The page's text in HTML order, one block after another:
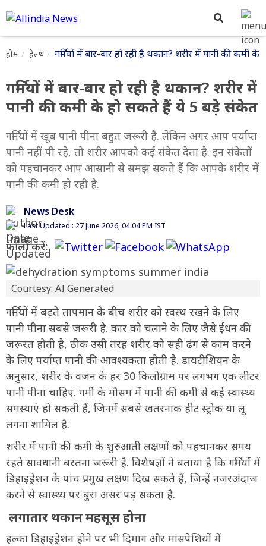
होम हेल्थ गर्मियों में बार-बार हो रही है थकान? शरीर में पानी की
गर्मियों में बार-बार हो रही है थकान? शरीर में
पानी की कमी के हो सकते हैं ये 5 बड़े संकेत
गर्मियों में खूब पानी पीना बहुत जरूरी है. लेकिन अगर आप पर्याप्त
पानी नहीं पी रहे, तो शरीर आपको कई संकेत देता है. इन संकेतों
को पहचानकर आप आसानी से समझ सकते हैं कि आपके शरीर में
पानी की कमी हो रही है.
News Desk
Last Updated : 27 June 2026, 04:04 PM IST
फॉलो करें:
Courtesy: AI Generated
गर्मियों में बढ़ते तापमान के बीच शरीर को स्वस्थ रखने के लिए
पानी पीना सबसे जरूरी है. कार को चलाने के लिए जैसे ईंधन की
जरूरत होती है, ठीक उसी तरह शरीर को सही ढंग से काम करने
के लिए पर्याप्त पानी की आवश्यकता होती है. डायटीशियन के
अनुसार, शरीर के वजन के हर 30 किलोग्राम पर लगभग एक लीटर
पानी पीना चाहिए. गर्मी के मौसम में पानी की कमी से कई स्वास्थ्य
समस्याएं हो सकती हैं, जिनमें सबसे खतरनाक हीट स्ट्रोक या लू
लगना शामिल है.
शरीर में पानी की कमी के शुरुआती लक्षणों को पहचानकर समय
रहते सावधानी बरतना जरूरी है. विशेषज्ञों ने बताया है कि गर्मियों में
डिहाइड्रेशन के पांच प्रमुख लक्षण दिख सकते हैं, जिन्हें नजरअंदाज
करने से स्वास्थ्य पर बुरा असर पड़ सकता है.
लगातार थकान महसूस होना
हल्का डिहाइड्रेशन होने पर भी दिमाग और मांसपेशियों में